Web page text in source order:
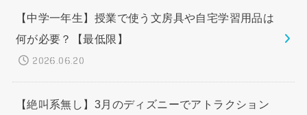
【中学一年生】授業で使う文房具や自宅学習用品は
何が必要？【最低限】
2026.06.20
【絶叫系無し】3月のディズニーでアトラクション